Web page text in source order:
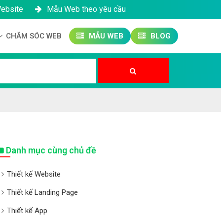
Mẫu Web theo yêu cầu
CHĂM SÓC WEB MẪU WEB BLOG
Danh mục cùng chủ đề
Thiết kế Website
Thiết kế Landing Page
Thiết kế App